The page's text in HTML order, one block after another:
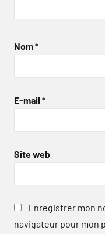
Nom*
E-mail *
Site web
Enregistrer mon
navigateur pour mon